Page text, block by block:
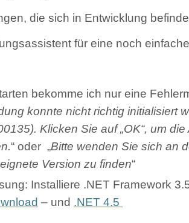
die sich in Entwicklung
für eine noch
bekomme ich nur eine
konnte nicht richtig initialisiert
Klicken Sie auf „OK“, um
“ oder „Bitte wenden Sie sich an
Version zu finden“
Installiere .NET Framework
– und .NET 4.5